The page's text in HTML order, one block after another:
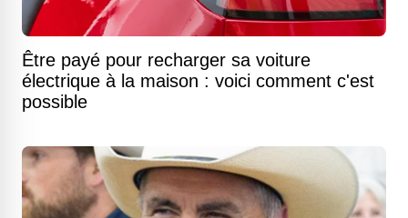
Être payé pour recharger sa voiture
électrique à la maison : voici comment c'est
possible